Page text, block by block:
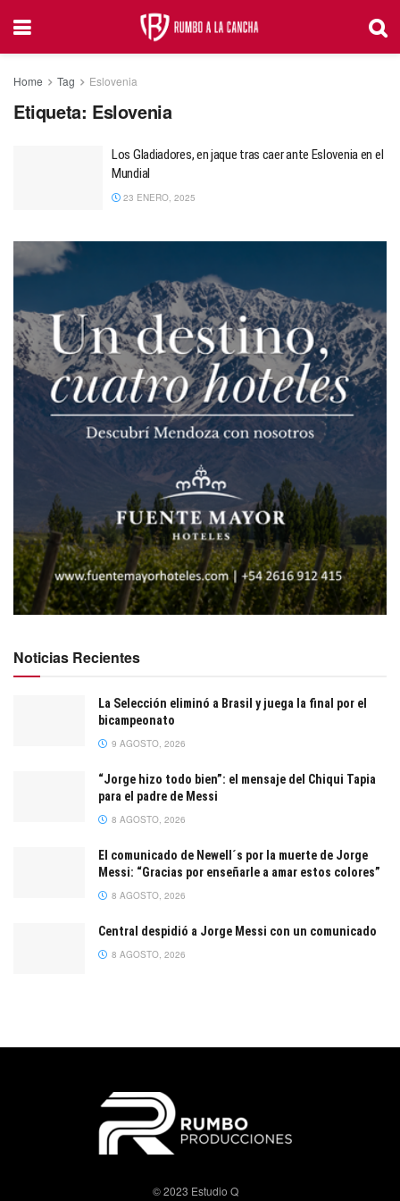
Home Tag Eslovenia
Etiqueta: Eslovenia
Los Gladiadores, en jaque tras caer ante Eslovenia en el
Mundial
23 ENERO, 2025
Noticias Recientes
La Selección eliminó a Brasil y juega la final por el
bicampeonato
9 AGOSTO, 2026
“Jorge hizo todo bien”: el mensaje del Chiqui Tapia
para el padre de Messi
8 AGOSTO, 2026
El comunicado de Newell´s por la muerte de Jorge
Messi: “Gracias por enseñarle a amar estos colores”
8 AGOSTO, 2026
Central despidió a Jorge Messi con un comunicado
8 AGOSTO, 2026
© 2023 Estudio Q